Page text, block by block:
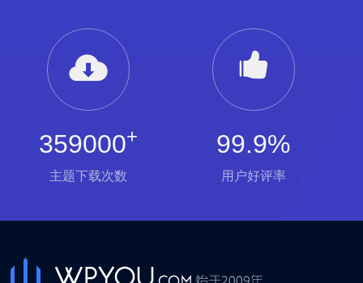
359000+
主题下载次数
99.9%
用户好评率